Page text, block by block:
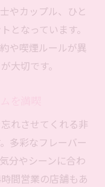
やカップル、ひと
となっています。
や喫煙ルールが異
大切です。
れさせてくれる非
多彩なフレーバー
分やシーンに合わ
間営業の店舗もあ